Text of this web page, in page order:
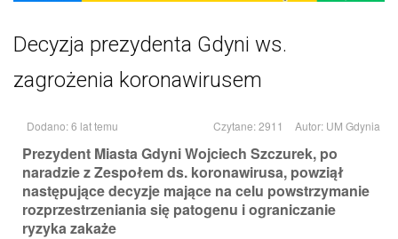
Decyzja prezydenta Gdyni ws.
zagrożenia koronawirusem
Dodano: 6 lat temu Czytane: 2911 Autor: UM Gdynia
Prezydent Miasta Gdyni Wojciech Szczurek, po
naradzie z Zespołem ds. koronawirusa, powziął
następujące decyzje mające na celu powstrzymanie
rozprzestrzeniania się patogenu i ograniczanie
ryzyka zakaże